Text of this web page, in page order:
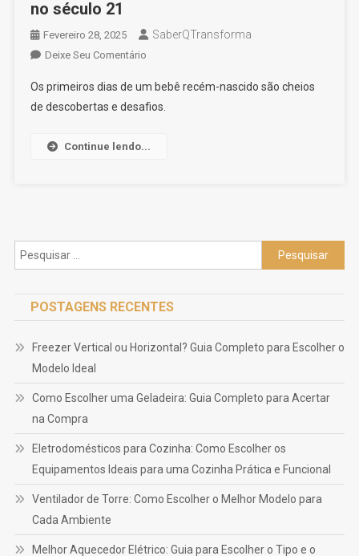
no século 21
Fevereiro 28, 2025 SaberQTransforma
Deixe Seu ComentárioOn
Recém-
Nascido:
Que
De
Saber
Século
Os primeiros dias de um bebê recém-nascido são cheios
de descobertas e desafios.
Continue lendo...
Pesquisar
por:
POSTAGENS RECENTES
Freezer Vertical ou Horizontal? Guia Completo para Escolher o
Modelo Ideal
Como Escolher uma Geladeira: Guia Completo para Acertar
na Compra
Eletrodomésticos para Cozinha: Como Escolher os
Equipamentos Ideais para uma Cozinha Prática e Funcional
Ventilador de Torre: Como Escolher o Melhor Modelo para
Cada Ambiente
Melhor Aquecedor Elétrico: Guia para Escolher o Tipo e o